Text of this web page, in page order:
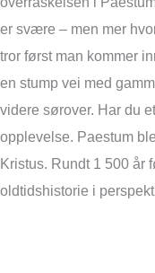
er svære – men mer
tror først man kommer
en stump vei med
videre sørover. Har du
opplevelse. Paestum
Kristus. Rundt 1 500 år
oldtidshistorie i